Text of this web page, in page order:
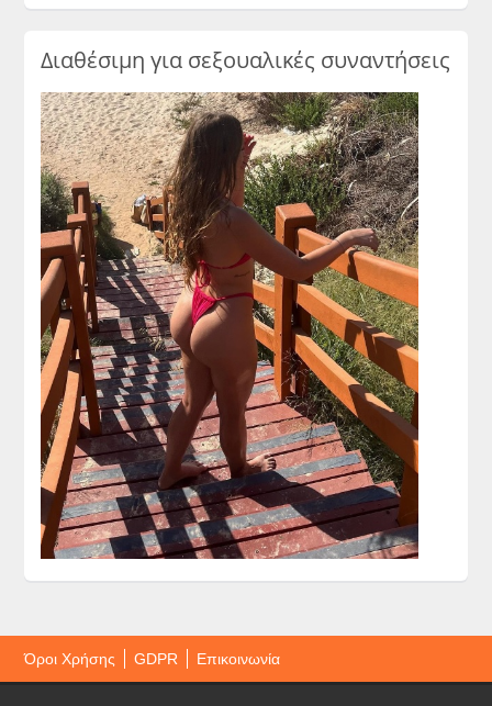
Διαθέσιμη για σεξουαλικές συναντήσεις
Όροι Χρήσης GDPR Επικοινωνία